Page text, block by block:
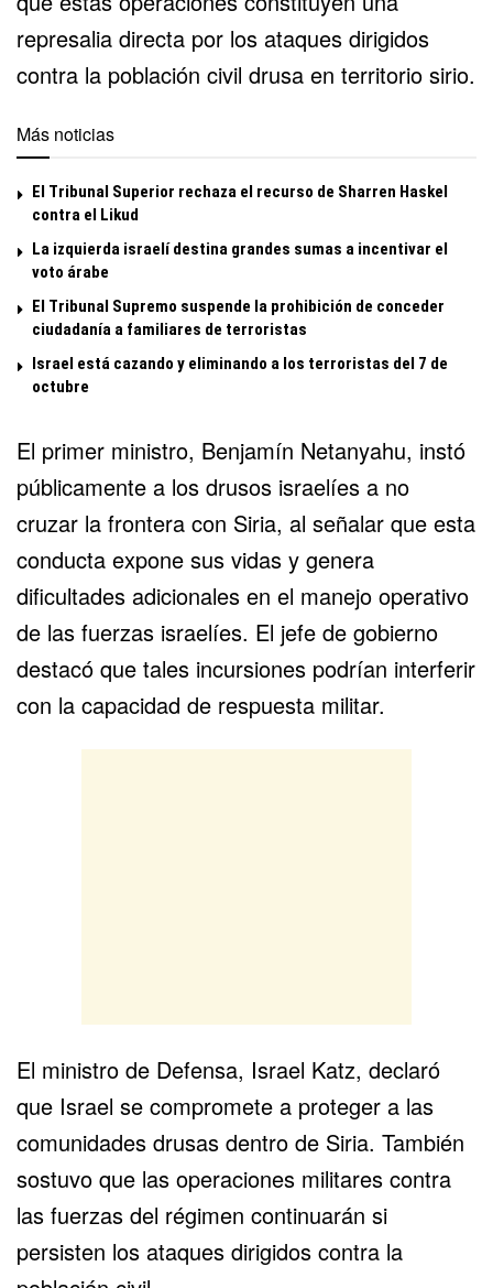
represalia directa por los ataques dirigidos
contra la población civil drusa en territorio sirio.
Más noticias
El Tribunal Superior rechaza el recurso de Sharren Haskel
contra el Likud
La izquierda israelí destina grandes sumas a incentivar el
voto árabe
El Tribunal Supremo suspende la prohibición de conceder
ciudadanía a familiares de terroristas
Israel está cazando y eliminando a los terroristas del 7 de
octubre
El primer ministro, Benjamín Netanyahu, instó
públicamente a los drusos israelíes a no
cruzar la frontera con Siria, al señalar que esta
conducta expone sus vidas y genera
dificultades adicionales en el manejo operativo
de las fuerzas israelíes. El jefe de gobierno
destacó que tales incursiones podrían interferir
con la capacidad de respuesta militar.
El ministro de Defensa, Israel Katz, declaró
que Israel se compromete a proteger a las
comunidades drusas dentro de Siria. También
sostuvo que las operaciones militares contra
las fuerzas del régimen continuarán si
persisten los ataques dirigidos contra la